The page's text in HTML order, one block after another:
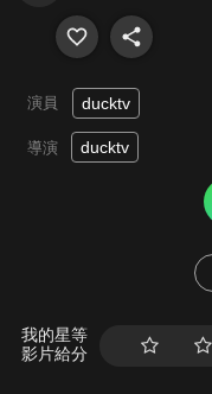
演員 ducktv
導演 ducktv
我的星等
影片給分